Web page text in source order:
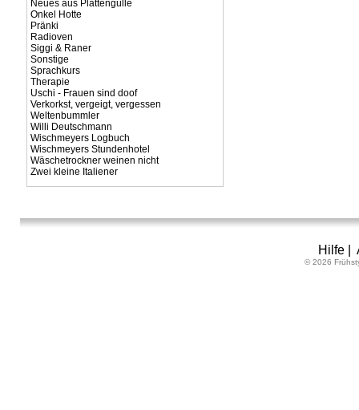
Neues aus Plattengülle
Onkel Hotte
Pränki
Radioven
Siggi & Raner
Sonstige
Sprachkurs
Therapie
Uschi - Frauen sind doof
Verkorkst, vergeigt, vergessen
Weltenbummler
Willi Deutschmann
Wischmeyers Logbuch
Wischmeyers Stundenhotel
Wäschetrockner weinen nicht
Zwei kleine Italiener
Hilfe|
© 2026